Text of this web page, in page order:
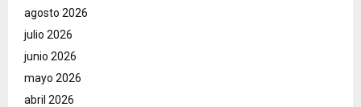
agosto 2026
julio 2026
junio 2026
mayo 2026
abril 2026